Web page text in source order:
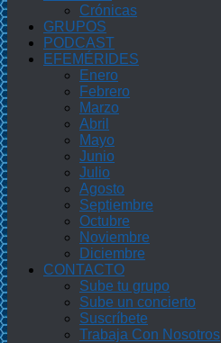
Crónicas
GRUPOS
PODCAST
EFEMÉRIDES
Enero
Febrero
Marzo
Abril
Mayo
Junio
Julio
Agosto
Septiembre
Octubre
Noviembre
Diciembre
CONTACTO
Sube tu grupo
Sube un concierto
Suscríbete
Trabaja Con Nosotros